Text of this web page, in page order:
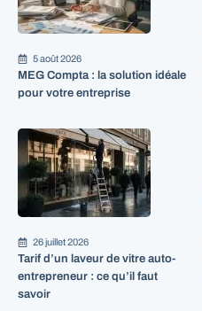
5 août 2026
MEG Compta : la solution idéale
pour votre entreprise
26 juillet 2026
Tarif d’un laveur de vitre auto-
entrepreneur : ce qu’il faut
savoir